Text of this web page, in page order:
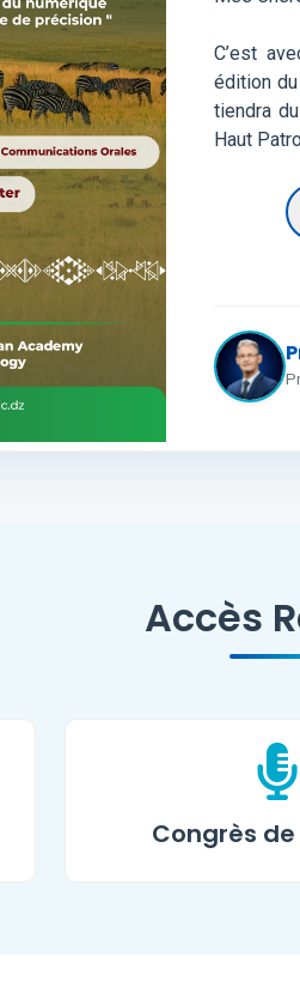
C’est
édition
tiendra
Haut
Accès
Congrès de